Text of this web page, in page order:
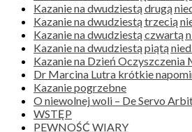
Kazanie na dwudziestą drugą
Kazanie na dwudziestą trzecią
Kazanie na dwudziestą czwartą
Kazanie na dwudziestą piątą
Kazanie na Dzień Oczyszczenia
Dr Marcina Lutra krótkie
Kazanie pogrzebne
O niewolnej woli – De Servo
WSTĘP
PEWNOŚĆ WIARY